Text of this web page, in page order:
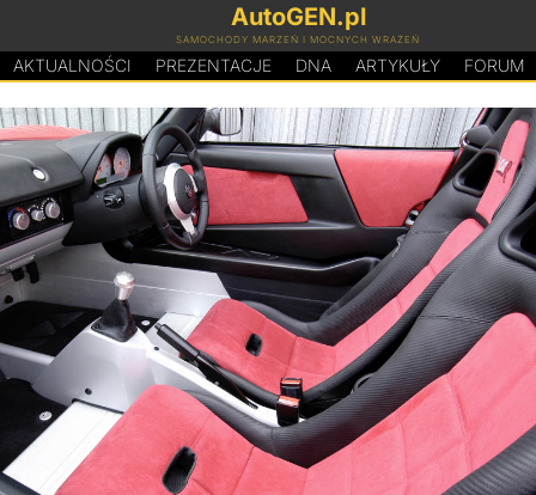
AutoGEN.pl
SAMOCHODY MARZEŃ I MOCNYCH WRAŻEŃ
AKTUALNOŚCI PREZENTACJE DNA ARTYKUŁY FORUM